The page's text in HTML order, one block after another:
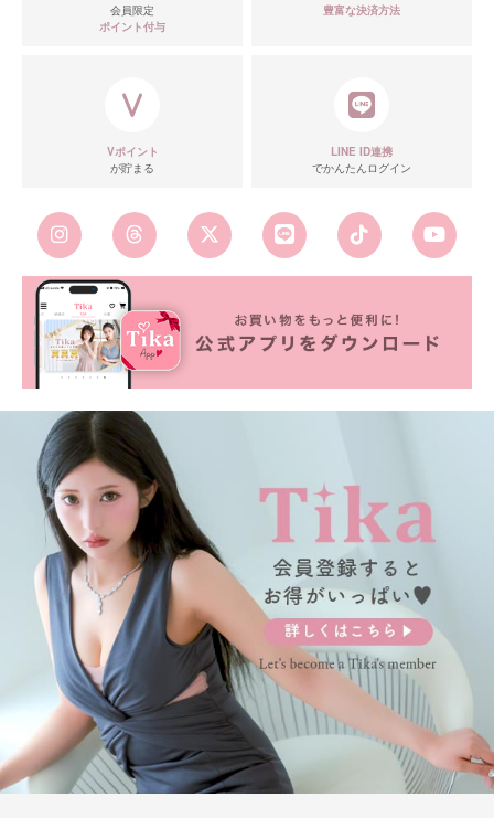
■カラーバリエーション
会員限定
ポイント付与
豊富な決済方法
Vポイント
が貯まる
LINE ID連携
でかんたんログイン